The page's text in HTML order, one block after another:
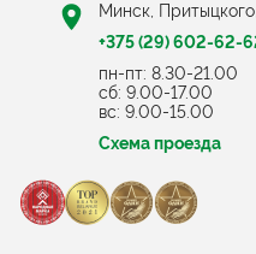
Минск,
+375 (29) 602-62-
пн-пт: 8.30-21.00
cб: 9.00-17.00
вс: 9.00-15.00
Схема проезда